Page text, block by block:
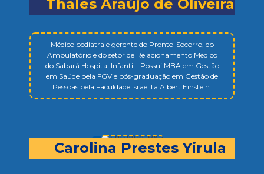
Thales Araújo de Oliveira
Médico pediatra e gerente do Pronto-Socorro, do
Ambulatório e do setor de Relacionamento Médico
do Sabará Hospital Infantil. Possui MBA em Gestão
em Saúde pela FGV e pós-graduação em Gestão de
Pessoas pela Faculdade Israelita Albert Einstein.
Carolina Prestes Yirula